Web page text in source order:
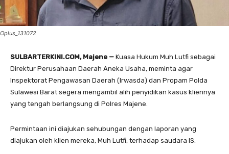
Oplus_131072
SULBARTERKINI.COM, Majene — Kuasa Hukum Muh Lutfi sebagai
Direktur Perusahaan Daerah Aneka Usaha, meminta agar
Inspektorat Pengawasan Daerah (Irwasda) dan Propam Polda
Sulawesi Barat segera mengambil alih penyidikan kasus kliennya
yang tengah berlangsung di Polres Majene.
Permintaan ini diajukan sehubungan dengan laporan yang
diajukan oleh klien mereka, Muh Lutfi, terhadap saudara IS.